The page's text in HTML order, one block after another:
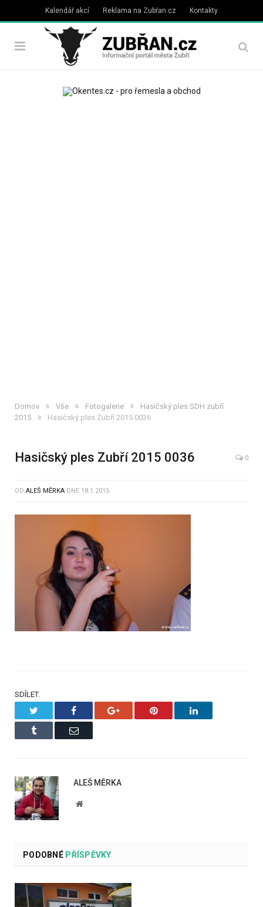
Kalendář akcí Reklama na Zubřan.cz Kontakty
Domov » Vše » Fotogalerie »
Hasičský ples SDH zubří
2015
» Hasičský ples Zubří 2015 0036
Hasičský ples Zubří 2015 0036 0
OD ALEŠ MĚRKA DNE 18.1.2015
SDÍLET.
Facebook Google+ Pinterest LinkedIn
Tumblr Email
ALEŠ MĚRKA
Website
PODOBNÉPŘÍSPĚVKY